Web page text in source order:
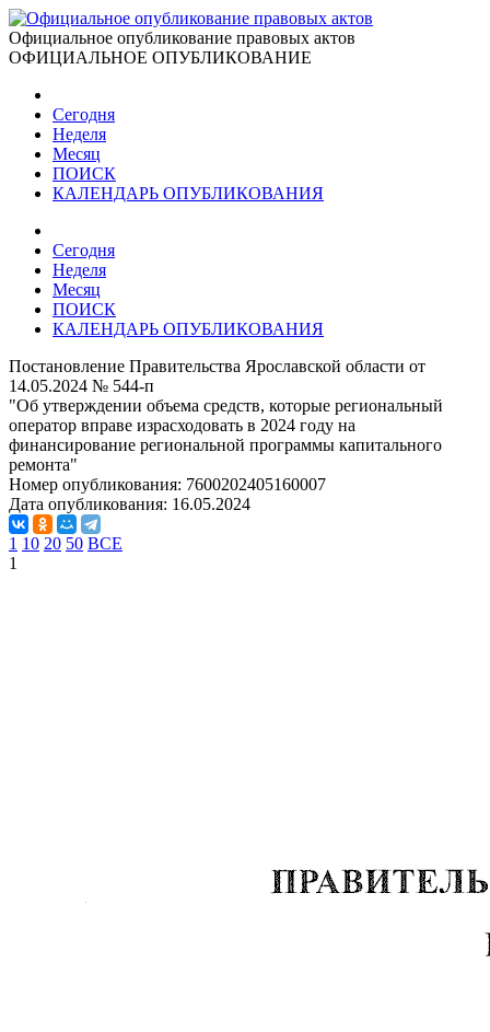
Официальное опубликование правовых актов
ОФИЦИАЛЬНОЕ ОПУБЛИКОВАНИЕ
Сегодня
Неделя
Месяц
ПОИСК
КАЛЕНДАРЬ ОПУБЛИКОВАНИЯ
Сегодня
Неделя
Месяц
ПОИСК
КАЛЕНДАРЬ ОПУБЛИКОВАНИЯ
Постановление Правительства Ярославской области от
14.05.2024 № 544-п
"Об утверждении объема средств, которые региональный
оператор вправе израсходовать в 2024 году на
финансирование региональной программы капитального
ремонта"
Номер опубликования: 7600202405160007
Дата опубликования: 16.05.2024
1 10 20 50 ВСЕ
1